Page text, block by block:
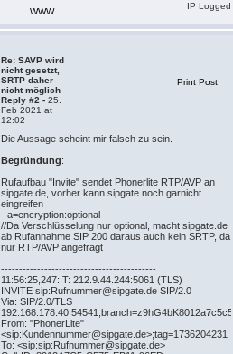
WWW
IP Logged
Re: SAVP wird
nicht gesetzt,
SRTP daher
nicht möglich
Reply #2 - 25.
Feb 2021 at
12:02
Print Post
Die Aussage scheint mir falsch zu sein.
Begründung:
Rufaufbau "Invite" sendet Phonerlite RTP/AVP an
sipgate.de, vorher kann sipgate noch garnicht
eingreifen
- a=encryption:optional
//Da Verschlüsselung nur optional, macht sipgate.de
ab Rufannahme SIP 200 daraus auch kein SRTP, da
nur RTP/AVP angefragt
-------------------------------------------
11:56:25,247: T: 212.9.44.244:5061 (TLS)
INVITE sip:Rufnummer@sipgate.de SIP/2.0
Via: SIP/2.0/TLS
From: "PhonerLite"
<sip:Kundennummer@sipgate.de>;tag=1736204231
To: <sip:sip:Rufnummer@sipgate.de>